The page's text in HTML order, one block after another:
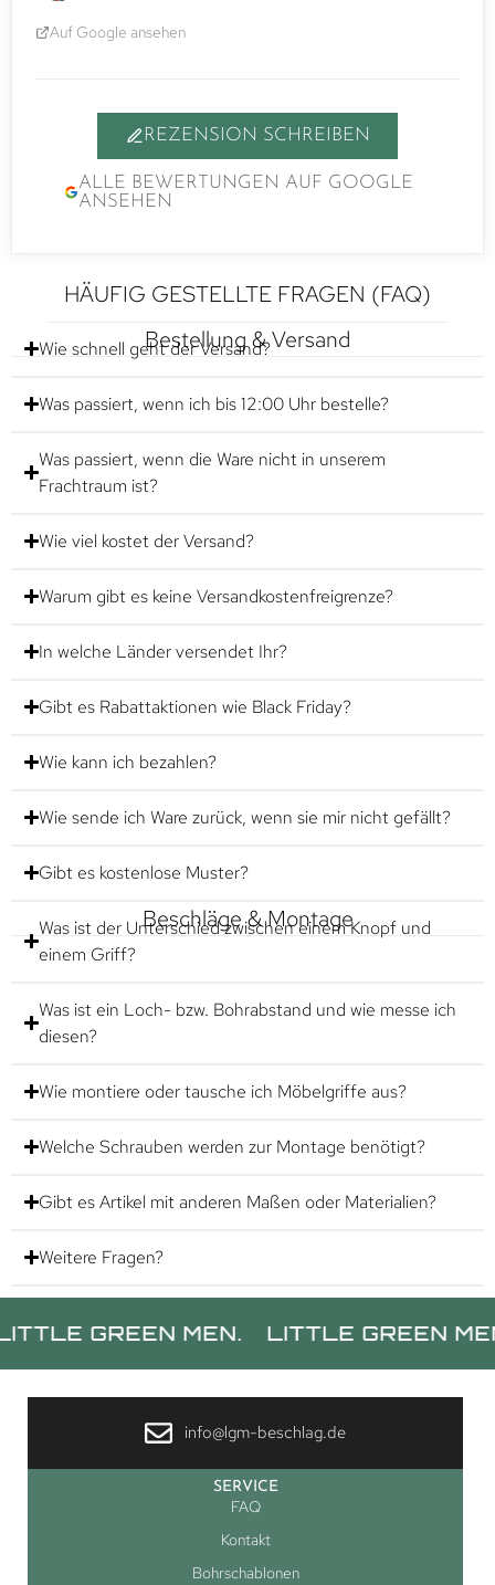
Auf Google ansehen
REZENSION SCHREIBEN
ALLE BEWERTUNGEN AUF GOOGLE
ANSEHEN
HÄUFIG GESTELLTE FRAGEN (FAQ)
Bestellung & Versand
Wie schnell geht der Versand?
Was passiert, wenn ich bis 12:00 Uhr bestelle?
Was passiert, wenn die Ware nicht in unserem
Frachtraum ist?
Wie viel kostet der Versand?
Warum gibt es keine Versandkostenfreigrenze?
In welche Länder versendet Ihr?
Gibt es Rabattaktionen wie Black Friday?
Wie kann ich bezahlen?
Wie sende ich Ware zurück, wenn sie mir nicht gefällt?
Gibt es kostenlose Muster?
Beschläge & Montage
Was ist der Unterschied zwischen einem Knopf und
einem Griff?
Was ist ein Loch- bzw. Bohrabstand und wie messe ich
diesen?
Wie montiere oder tausche ich Möbelgriffe aus?
Welche Schrauben werden zur Montage benötigt?
Gibt es Artikel mit anderen Maßen oder Materialien?
Weitere Fragen?
GREEN MEN. LITTLE GREEN MEN.
info@lgm-beschlag.de
SERVICE
FAQ
Kontakt
Bohrschablonen